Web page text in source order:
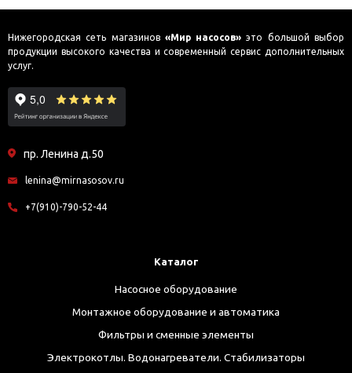
Нижегородская сеть магазинов «Мир насосов» это большой выбор
продукции высокого качества и современный сервис дополнительных
услуг.
пр. Ленина д.50
lenina@mirnasosov.ru
+7(910)-790-52-44
Каталог
Насосное оборудование
Монтажное оборудование и автоматика
Фильтры и сменные элементы
Электрокотлы. Водонагреватели. Стабилизаторы